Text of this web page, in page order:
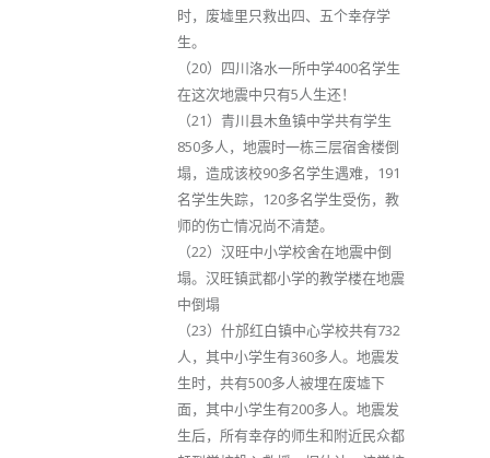
时，废墟里只救出四、五个幸存学
生。
（20）四川洛水一所中学400名学生
在这次地震中只有5人生还！
（21）青川县木鱼镇中学共有学生
850多人，地震时一栋三层宿舍楼倒
塌，造成该校90多名学生遇难，191
名学生失踪，120多名学生受伤，教
师的伤亡情况尚不清楚。
（22）汉旺中小学校舍在地震中倒
塌。汉旺镇武都小学的教学楼在地震
中倒塌
（23）什邡红白镇中心学校共有732
人，其中小学生有360多人。地震发
生时，共有500多人被埋在废墟下
面，其中小学生有200多人。地震发
生后，所有幸存的师生和附近民众都